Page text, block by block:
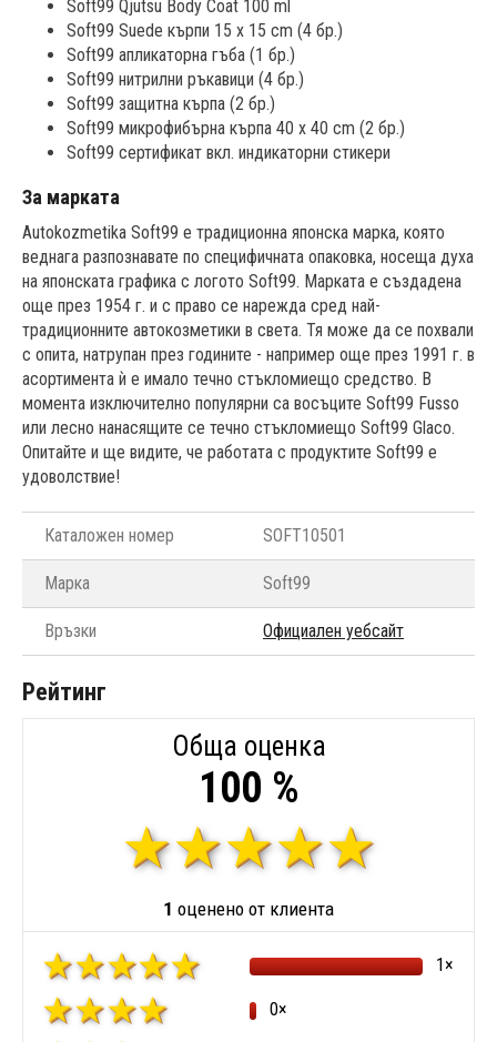
Soft99 Qjutsu Body Coat 100 ml
Soft99 Suede кърпи 15 x 15 cm (4 бр.)
Soft99 апликаторна гъба (1 бр.)
Soft99 нитрилни ръкавици (4 бр.)
Soft99 защитна кърпа (2 бр.)
Soft99 микрофибърна кърпа 40 x 40 cm (2 бр.)
Soft99 сертификат вкл. индикаторни стикери
За марката
Autokozmetika Soft99 е традиционна японска марка, която
веднага разпознавате по специфичната опаковка, носеща духа
на японската графика с логото Soft99. Марката е създадена
още през 1954 г. и с право се нарежда сред най-
традиционните автокозметики в света. Тя може да се похвали
с опита, натрупан през годините - например още през 1991 г. в
асортимента ѝ е имало течно стъкломиещо средство. В
момента изключително популярни са восъците Soft99 Fusso
или лесно нанасящите се течно стъкломиещо Soft99 Glaco.
Опитайте и ще видите, че работата с продуктите Soft99 е
удоволствие!
Каталожен номер SOFT10501
Марка Soft99
Връзки Официален уебсайт
Рейтинг
Обща оценка
100 %
1 оценено от клиента
1×
0×